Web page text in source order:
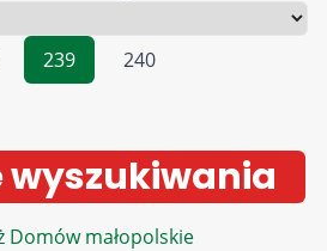
239 240
wyszukiwania
Domów małopolskie